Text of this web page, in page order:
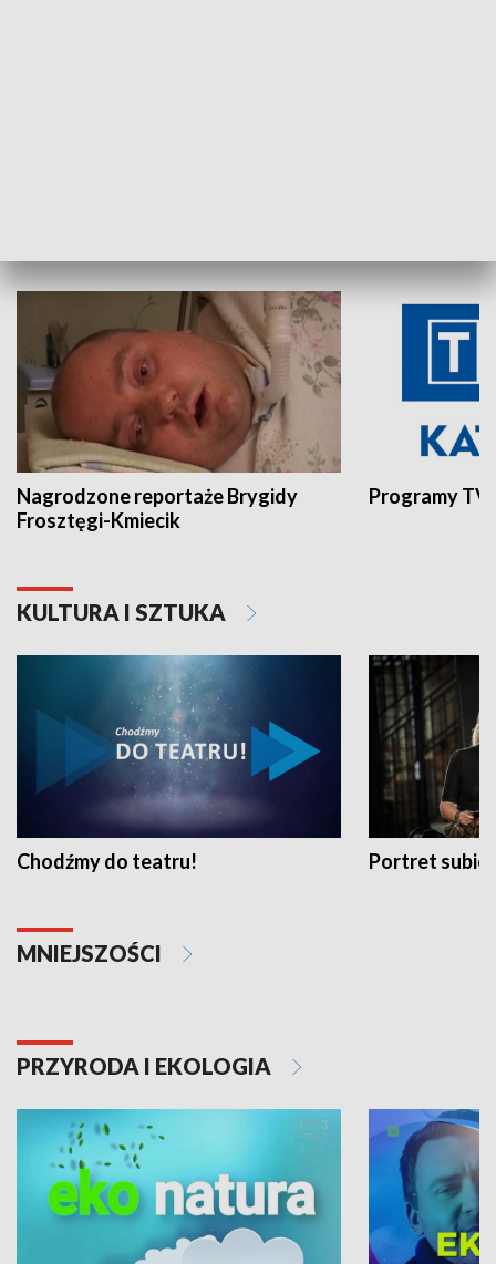
Nagrodzone reportaże Brygidy
Frosztęgi-Kmiecik
Programy
KULTURA I SZTUKA
Chodźmy do teatru! Portret
MNIEJSZOŚCI
PRZYRODA I EKOLOGIA